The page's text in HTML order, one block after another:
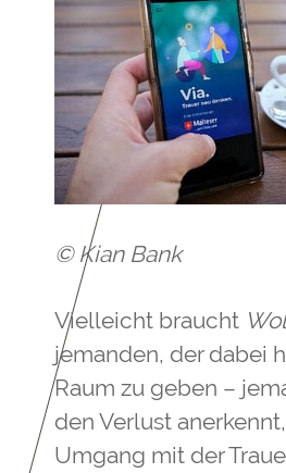
© Kian Bank
Vielleicht braucht
jemanden, der dabei
Raum zu geben –
den Verlust
Umgang mit der